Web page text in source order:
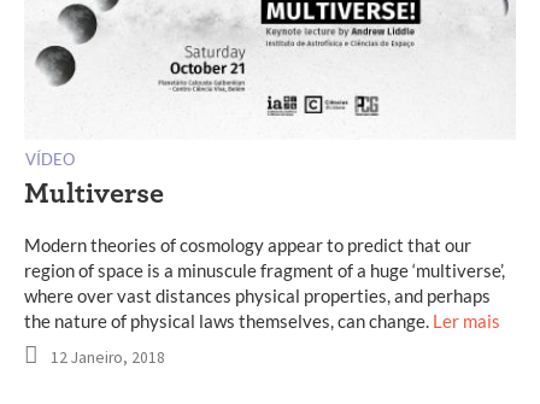
VÍDEO
Multiverse
Modern theories of cosmology appear to predict that our
region of space is a minuscule fragment of a huge ‘multiverse’,
where over vast distances physical properties, and perhaps
the nature of physical laws themselves, can change. Ler mais
12 Janeiro, 2018